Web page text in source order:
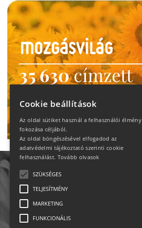
35 630címzett
heti motiváció
Ne maradj le!
Cookie beállítások
Az oldal sütiket használ a felhasználói élmény
fokozása céljából.
Az oldal böngészésével elfogadod az
adatvédelmi tájékoztató szerinti cookie
felhasználást. Tovább olvasok
SZÜKSÉGES
TELJESÍTMÉNY
MARKETING
FUNKCIONÁLIS